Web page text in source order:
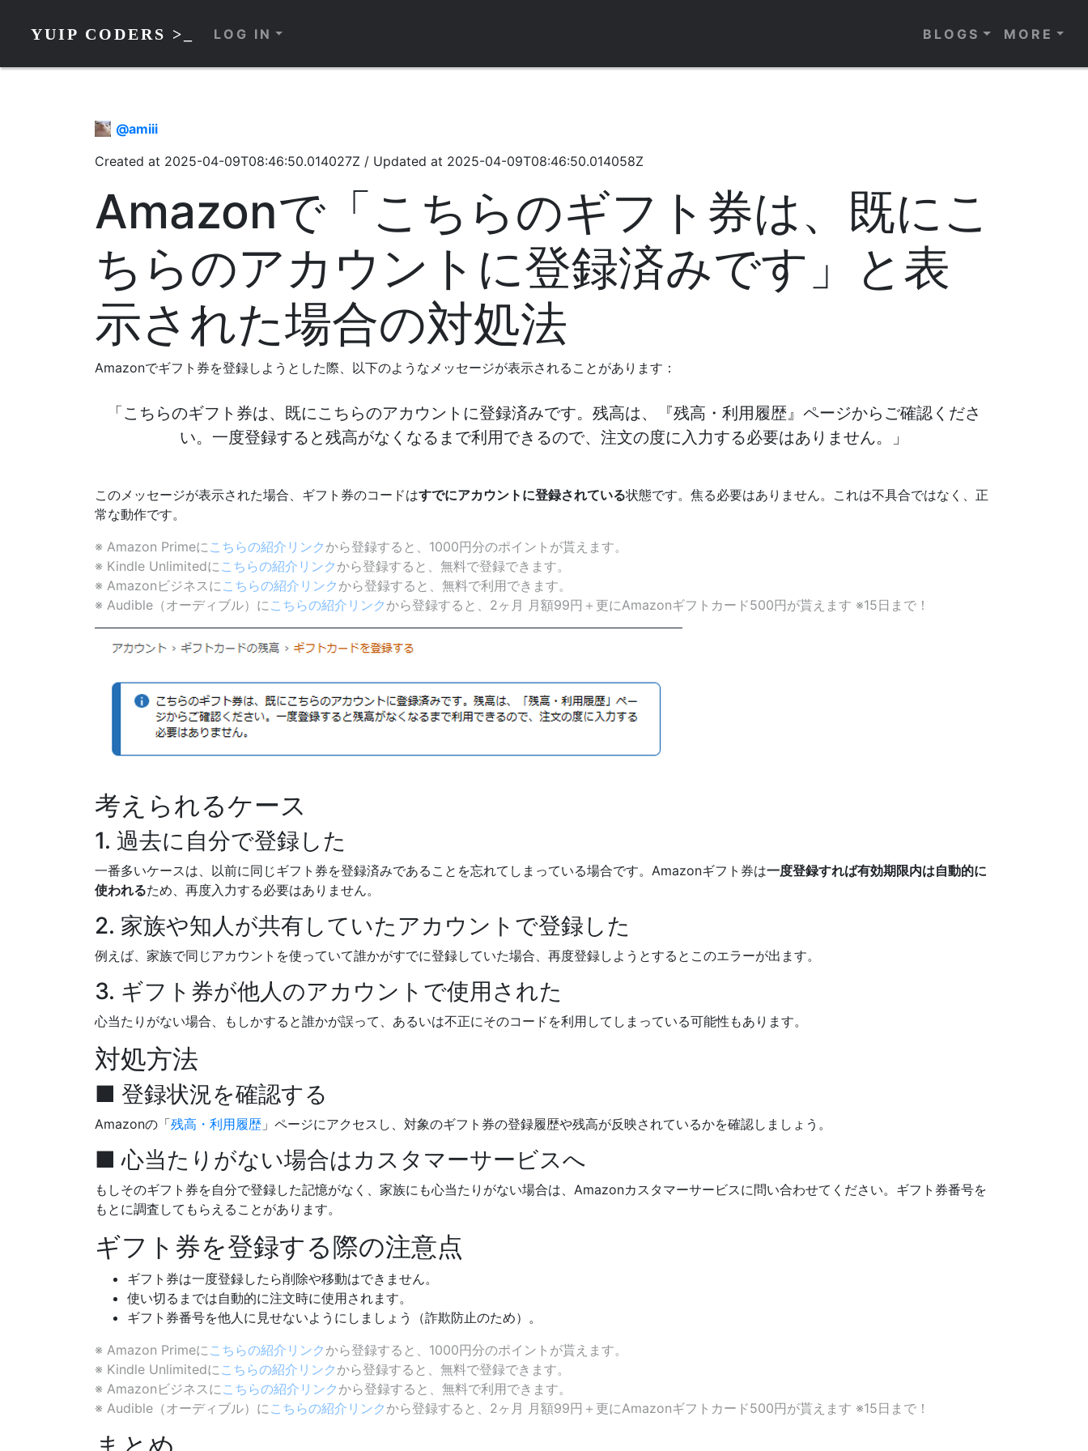
YUIP CODERS >_ LOG IN BLOGS MORE
@amiii
Created at 2025-04-09T08:46:50.014027Z / Updated at 2025-04-09T08:46:50.014058Z
Amazonで「こちらのギフト券は、既にこ
ちらのアカウントに登録済みです」と表
示された場合の対処法
Amazonでギフト券を登録しようとした際、以下のようなメッセージが表示されることがあります：
「こちらのギフト券は、既にこちらのアカウントに登録済みです。残高は、『残高・利用履歴』ページからご確認くださ
い。一度登録すると残高がなくなるまで利用できるので、注文の度に入力する必要はありません。」
このメッセージが表示された場合、ギフト券のコードはすでにアカウントに登録されている状態です。焦る必要はありません。これは不具合ではなく、正
常な動作です。
※ Amazon Primeにこちらの紹介リンク から登録すると、1000円分のポイントが貰えます。
※ Kindle Unlimitedにこちらの紹介リンク から登録すると、無料で登録できます。
※ Amazonビジネスにこちらの紹介リンク から登録すると、無料で利用できます。
※ Audible（オーディブル）にこちらの紹介リンク から登録すると、2ヶ月 月額99円＋更にAmazonギフトカード500円が貰えます ※15日まで！
考えられるケース
1. 過去に自分で登録した
一番多いケースは、以前に同じギフト券を登録済みであることを忘れてしまっている場合です。Amazonギフト券は一度登録すれば有効期限内は自動的に
使われるため、再度入力する必要はありません。
2. 家族や知人が共有していたアカウントで登録した
例えば、家族で同じアカウントを使っていて誰かがすでに登録していた場合、再度登録しようとするとこのエラーが出ます。
3. ギフト券が他人のアカウントで使用された
心当たりがない場合、もしかすると誰かが誤って、あるいは不正にそのコードを利用してしまっている可能性もあります。
対処方法
■ 登録状況を確認する
Amazonの「残高・利用履歴 」ページにアクセスし、対象のギフト券の登録履歴や残高が反映されているかを確認しましょう。
■ 心当たりがない場合はカスタマーサービスへ
もしそのギフト券を自分で登録した記憶がなく、家族にも心当たりがない場合は、Amazonカスタマーサービスに問い合わせてください。ギフト券番号を
もとに調査してもらえることがあります。
ギフト券を登録する際の注意点
ギフト券は一度登録したら削除や移動はできません。
使い切るまでは自動的に注文時に使用されます。
ギフト券番号を他人に見せないようにしましょう（詐欺防止のため）。
※ Amazon Primeにこちらの紹介リンク から登録すると、1000円分のポイントが貰えます。
※ Kindle Unlimitedにこちらの紹介リンク から登録すると、無料で登録できます。
※ Amazonビジネスにこちらの紹介リンク から登録すると、無料で利用できます。
※ Audible（オーディブル）にこちらの紹介リンク から登録すると、2ヶ月 月額99円＋更にAmazonギフトカード500円が貰えます ※15日まで！